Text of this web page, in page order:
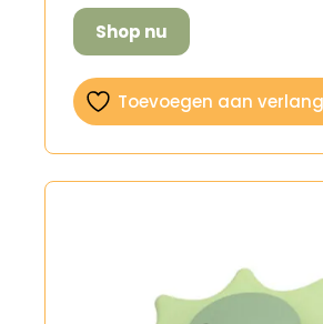
Shop nu
Toevoegen aan